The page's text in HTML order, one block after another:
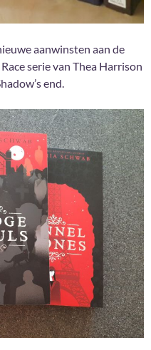
aanwinsten aan de
serie van Thea Harrison
end.